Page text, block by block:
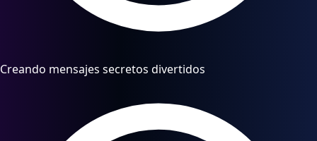
Creando mensajes secretos divertidos